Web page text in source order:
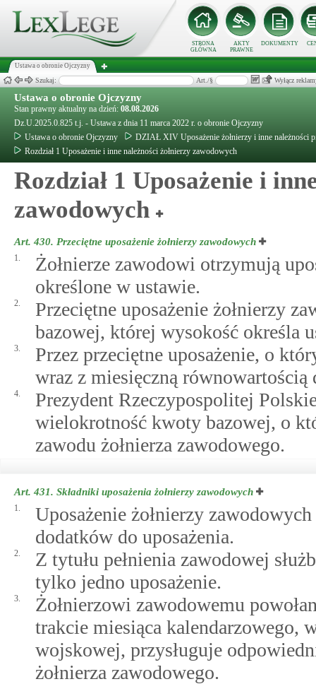
STRONA
GŁÓWNA
AKTY
PRAWNE
DOKUMENTY
Ustawa o obronie Ojczyzny
Szukaj: Art./§ Wyłącz
Ustawa o obronie Ojczyzny
Stan prawny aktualny na dzień: 08.08.2026
Dz.U.2025.0.825 t.j. - Ustawa z dnia 11 marca 2022 r. o obronie Ojczyzny
Ustawa o obronie Ojczyzny
DZIAŁ XIV Uposażenie żołnierzy i inne należności
Rozdział 1 Uposażenie i inne należności żołnierzy zawodowych
Rozdział 1 Uposażenie i
zawodowych
Art. 430. Przeciętne uposażenie żołnierzy zawodowych
1.
Żołnierze zawodowi otrzymują
określone w ustawie.
2.
Przeciętne uposażenie żołnierzy
bazowej, której wysokość określa
3.
Przez przeciętne uposażenie, o
wraz z miesięczną równowartością
4.
Prezydent Rzeczypospolitej
wielokrotność kwoty bazowej, o
zawodu żołnierza zawodowego.
Art. 431. Składniki uposażenia żołnierzy zawodowych
1.
Uposażenie żołnierzy
dodatków do uposażenia.
2.
Z tytułu pełnienia zawodowej
tylko jedno uposażenie.
3.
Żołnierzowi zawodowemu
trakcie miesiąca kalendarzowego,
wojskowej, przysługuje
żołnierza zawodowego.